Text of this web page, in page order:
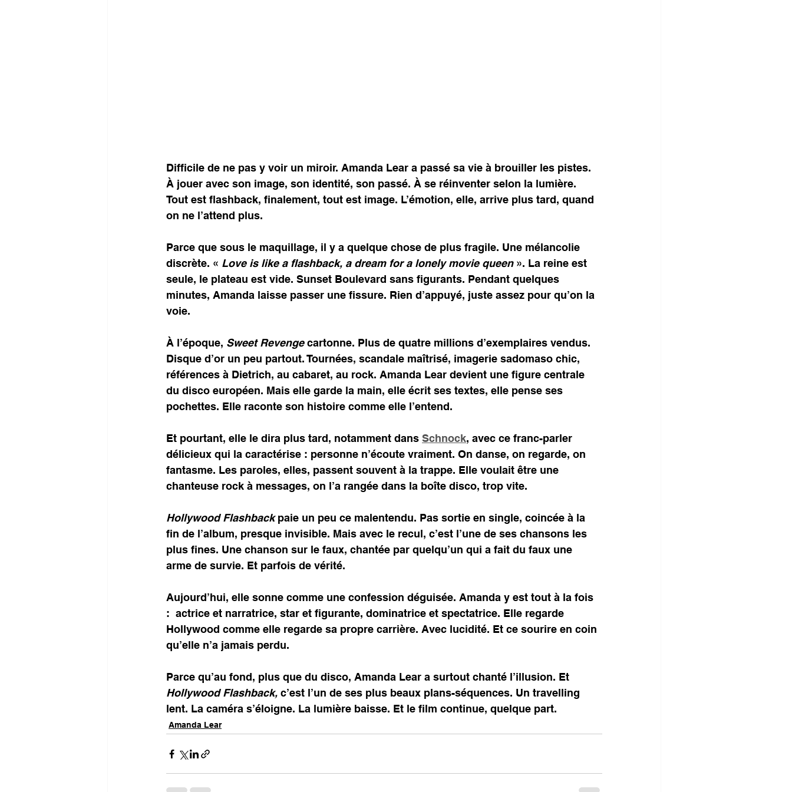
Difficile de ne pas y voir un miroir. Amanda Lear a passé sa vie à brouiller les pistes.
À jouer avec son image, son identité, son passé. À se réinventer selon la lumière.
Tout est flashback, finalement, tout est image. L’émotion, elle, arrive plus tard, quand
on ne l’attend plus.
Parce que sous le maquillage, il y a quelque chose de plus fragile. Une mélancolie
discrète. « Love is like a flashback, a dream for a lonely movie queen ». La reine est
seule, le plateau est vide. Sunset Boulevard sans figurants. Pendant quelques
minutes, Amanda laisse passer une fissure. Rien d’appuyé, juste assez pour qu’on la
voie.
À l’époque, Sweet Revenge cartonne. Plus de quatre millions d’exemplaires vendus.
Disque d’or un peu partout. Tournées, scandale maîtrisé, imagerie sadomaso chic,
références à Dietrich, au cabaret, au rock. Amanda Lear devient une figure centrale
du disco européen. Mais elle garde la main, elle écrit ses textes, elle pense ses
pochettes. Elle raconte son histoire comme elle l’entend.
Et pourtant, elle le dira plus tard, notamment dans Schnock, avec ce franc-parler
délicieux qui la caractérise : personne n’écoute vraiment. On danse, on regarde, on
fantasme. Les paroles, elles, passent souvent à la trappe. Elle voulait être une
chanteuse rock à messages, on l’a rangée dans la boîte disco, trop vite.
Hollywood Flashback paie un peu ce malentendu. Pas sortie en single, coincée à la
fin de l’album, presque invisible. Mais avec le recul, c’est l’une de ses chansons les
plus fines. Une chanson sur le faux, chantée par quelqu’un qui a fait du faux une
arme de survie. Et parfois de vérité.
Aujourd’hui, elle sonne comme une confession déguisée. Amanda y est tout à la fois
:  actrice et narratrice, star et figurante, dominatrice et spectatrice. Elle regarde
Hollywood comme elle regarde sa propre carrière. Avec lucidité. Et ce sourire en coin
qu’elle n’a jamais perdu.
Parce qu’au fond, plus que du disco, Amanda Lear a surtout chanté l’illusion. Et
Hollywood Flashback, c’est l’un de ses plus beaux plans-séquences. Un travelling
lent. La caméra s’éloigne. La lumière baisse. Et le film continue, quelque part.
Amanda Lear